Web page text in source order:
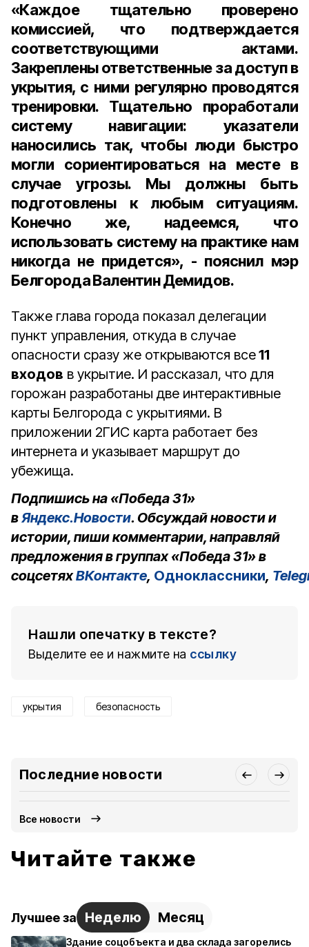
«Каждое тщательно проверено
комиссией, что подтверждается
соответствующими актами.
Закреплены ответственные за доступ в
укрытия, с ними регулярно проводятся
тренировки. Тщательно проработали
систему навигации: указатели
наносились так, чтобы люди быстро
могли сориентироваться на месте в
случае угрозы. Мы должны быть
подготовлены к любым ситуациям.
Конечно же, надеемся, что
использовать систему на практике нам
никогда не придется», - пояснил мэр
Белгорода Валентин Демидов.
Также глава города показал делегации
пункт управления, откуда в случае
опасности сразу же открываются все11
входов в укрытие. И рассказал, что для
горожан разработаны две интерактивные
карты Белгорода с укрытиями. В
приложении 2ГИС карта работает без
интернета и указывает маршрут до
убежища.
Подпишись на «Победа 31»
вЯндекс.Новости. Обсуждай новости и
истории, пиши комментарии, направляй
предложения в группах «Победа 31» в
соцсетяхВКонтакте, Одноклассники,
Нашли опечатку в тексте?
Выделите ее и нажмите на ссылку
укрытия безопасность
Последние новости
Все новости
Читайте также
Лучшее за Неделю Месяц
Здание соцобъекта и два склада загорелись